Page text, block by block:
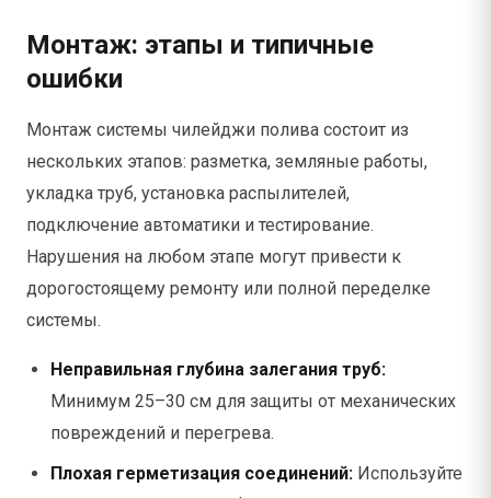
Монтаж: этапы и типичные
ошибки
Монтаж системы чилейджи полива состоит из
нескольких этапов: разметка, земляные работы,
укладка труб, установка распылителей,
подключение автоматики и тестирование.
Нарушения на любом этапе могут привести к
дорогостоящему ремонту или полной переделке
системы.
Неправильная глубина залегания труб:
Минимум 25–30 см для защиты от механических
повреждений и перегрева.
Плохая герметизация соединений: Используйте